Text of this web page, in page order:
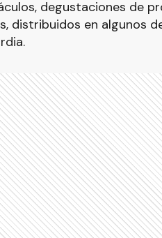
degustaciones de
distribuidos en algunos